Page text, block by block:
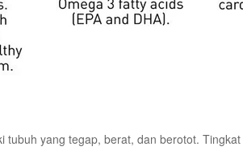
tubuh yang tegap, berat, dan berotot.